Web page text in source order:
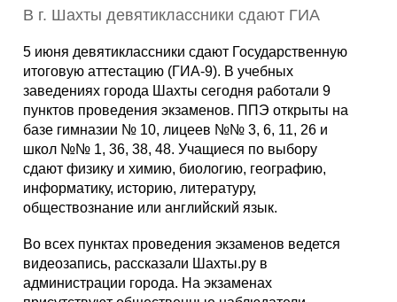
Карты
Фотогалерея
В г. Шахты девятиклассники сдают ГИА
5 июня девятиклассники сдают Государственную
итоговую аттестацию (ГИА-9). В учебных
заведениях города Шахты сегодня работали 9
пунктов проведения экзаменов. ППЭ открыты на
базе гимназии № 10, лицеев №№ 3, 6, 11, 26 и
школ №№ 1, 36, 38, 48. Учащиеся по выбору
сдают физику и химию, биологию, географию,
информатику, историю, литературу,
обществознание или английский язык.
Во всех пунктах проведения экзаменов ведется
видеозапись, рассказали Шахты.ру в
администрации города. На экзаменах